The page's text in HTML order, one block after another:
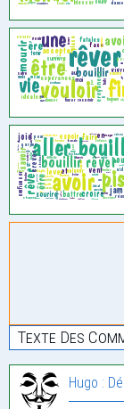
Texte Des
Hugo :